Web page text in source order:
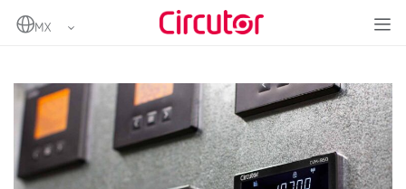
Home CVM-B50: Control total y digitalización de la energía